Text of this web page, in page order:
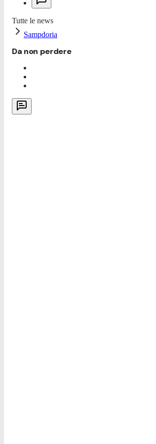
Tutte le news
Sampdoria
Da non perdere